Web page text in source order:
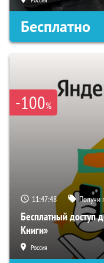
Бесплатно
-100%
11:47:47 Получи
Бесплатный доступ
Книги»
Россия